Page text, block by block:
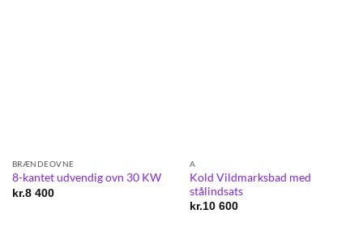
BRÆNDEOVNE
8-kantet udvendig ovn 30 KW
kr.8 400
A
Kold Vildmarksbad med
stålindsats
kr.10 600